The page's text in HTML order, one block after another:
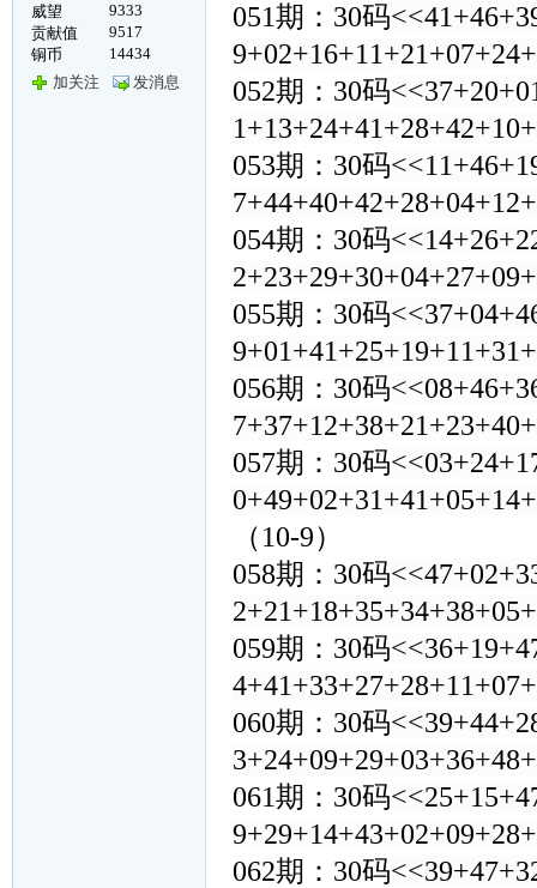
威望
9333
贡献值
9517
铜币
14434
加关注
发消息
051期：30码
052期：30码
053期：30码
054期：30码
055期：30码
056期：30码
057期：30码
（10-9）
058期：30码
059期：30码
060期：30码
061期：30码
062期：30码